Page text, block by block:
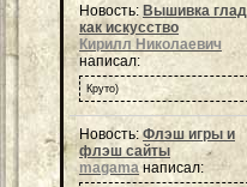
Новость: Вышивка
как искусство
Кирилл Николаевич
написал:
Круто)
Новость:Флэш игры и
флэш сайты
magamaнаписал: